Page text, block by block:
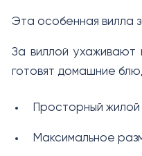
Эта особенная вилла
За виллой
готовят домашние
Просторный жилой
Максимальное